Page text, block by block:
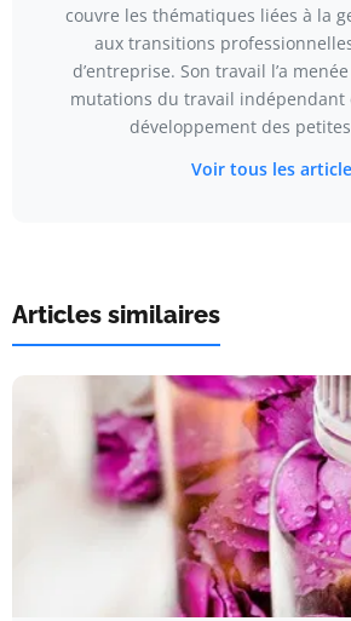
couvre les thématiques liées à la
aux transitions
d’entreprise. Son travail l’a
mutations du travail indépendant
développement des
Voir tous les
Articles similaires